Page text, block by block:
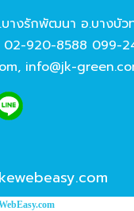
งรักพัฒนา อ.บางบัวท
02-920-8588 099-
, info@jk-